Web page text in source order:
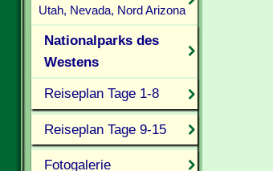
Utah, Nevada, Nord Arizona
Nationalparks des
Westens
Reiseplan Tage 1-8
Reiseplan Tage 9-15
Fotogalerie